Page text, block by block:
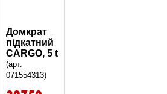
Домкрат
підкатний
CARGO, 5 t
(арт.
071554313)